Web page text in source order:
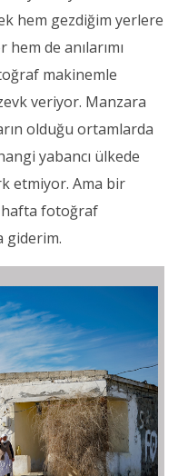
hem gezdiğim yerlere
de anılarımı
makinemle
veriyor. Manzara
olduğu ortamlarda
yabancı ülkede
etmiyor. Ama bir
fotoğraf
giderim.